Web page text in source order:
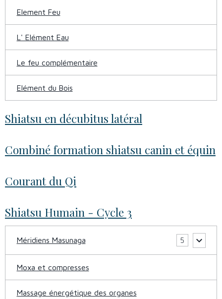
Element Feu
L' Elément Eau
Le feu complémentaire
Elément du Bois
Shiatsu en décubitus latéral
Combiné formation shiatsu canin et équin
Courant du Qi
Shiatsu Humain - Cycle 3
Méridiens Masunaga 5
Moxa et compresses
Massage énergétique des organes